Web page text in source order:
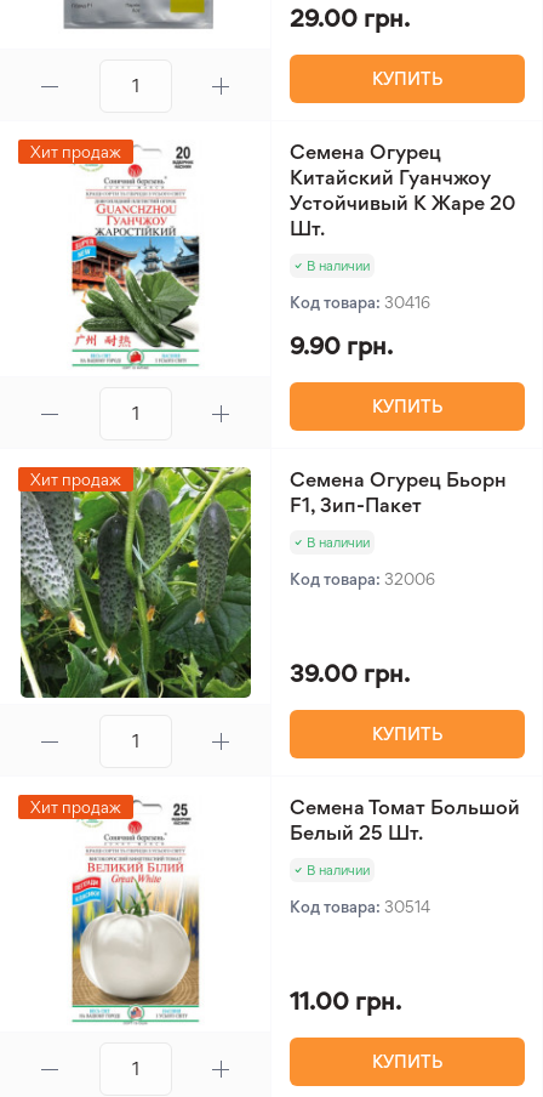
29.00 грн.
КУПИТЬ
Хит продаж
Семена Огурец
Китайский Гуанчжоу
Устойчивый К Жаре 20
Шт.
В наличии
Код товара: 30416
9.90 грн.
КУПИТЬ
Хит продаж
Семена Огурец Бьорн
F1, Зип-Пакет
В наличии
Код товара: 32006
39.00 грн.
КУПИТЬ
Хит продаж
Семена Томат Большой
Белый 25 Шт.
В наличии
Код товара: 30514
11.00 грн.
КУПИТЬ